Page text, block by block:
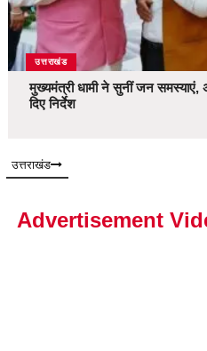
उत्तराखंड
मुख्यमंत्री धामी ने सुनीं जन समस्याएं,
दिए निर्देश
उत्तराखंड
Advertisement